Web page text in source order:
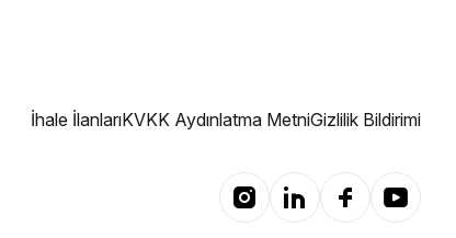
İhale İlanlarıKVKK Aydınlatma MetniGizlilik Bildirimi